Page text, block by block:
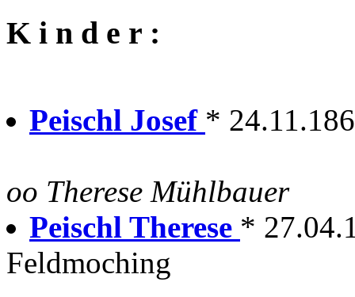
K i n d e r :
Peischl Josef *
oo Therese Mühlbauer
Peischl Therese *
Feldmoching